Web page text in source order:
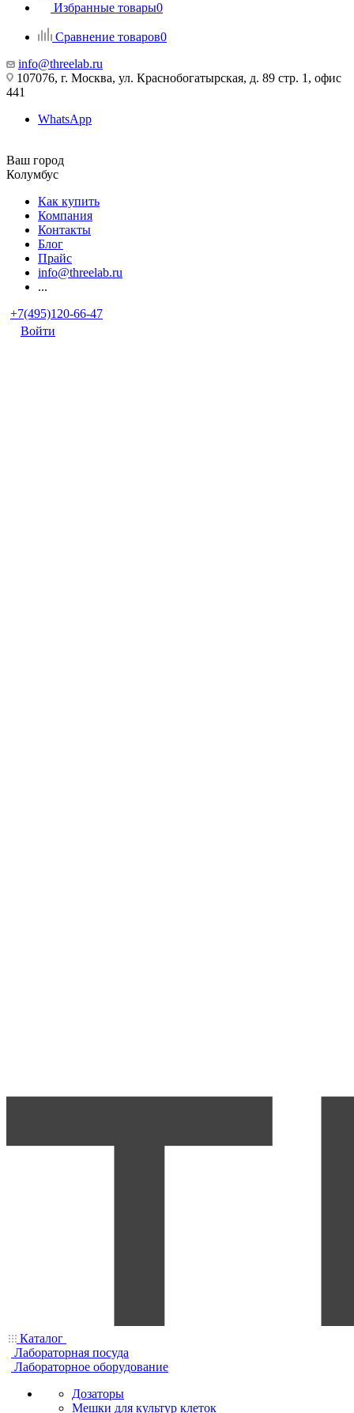
Избранные товары0
Сравнение товаров0
info@threelab.ru
107076, г. Москва, ул. Краснобогатырская, д. 89 стр. 1, офис
441
WhatsApp
Ваш город
Колумбус
Как купить
Компания
Контакты
Блог
Прайс
info@threelab.ru
...
+7(495)120-66-47
Войти
Каталог
Лабораторная посуда
Лабораторное оборудование
Дозаторы
Мешки для культур клеток